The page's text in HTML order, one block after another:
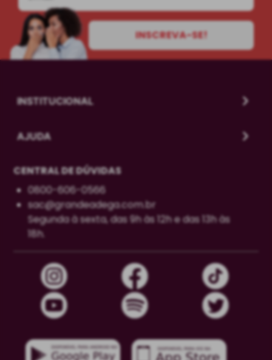
INSCREVA-SE!
INSTITUCIONAL
AJUDA
CENTRAL DE DÚVIDAS
0800-606-0566
sac@grandeadega.com.br
Segunda à sexta, das 9h às 12h e das 13h às
18h.